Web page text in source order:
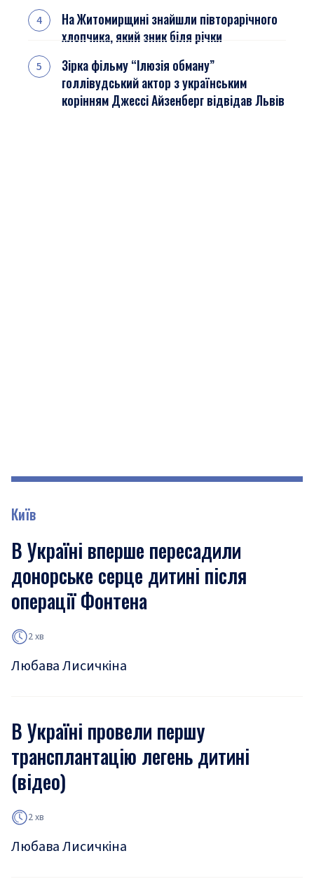
На Житомирщині знайшли півторарічного
хлопчика, який зник біля річки
Зірка фільму “Ілюзія обману”
голлівудський актор з українським
корінням Джессі Айзенберг відвідав Львів
Київ
В Україні вперше пересадили
донорське серце дитині після
операції Фонтена
2 хв
Любава Лисичкіна
В Україні провели першу
трансплантацію легень дитині
(відео)
2 хв
Любава Лисичкіна